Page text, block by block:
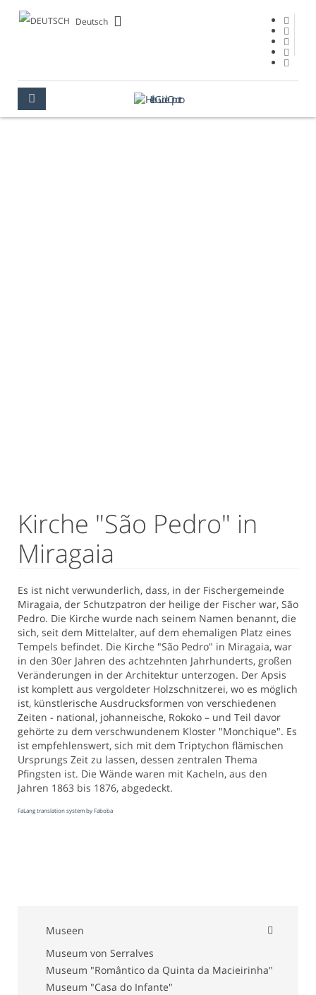
Deutsch
Kirche "São Pedro" in
Miragaia
Es ist nicht verwunderlich, dass, in der Fischergemeinde
Miragaia, der Schutzpatron der heilige der Fischer war, São
Pedro. Die Kirche wurde nach seinem Namen benannt, die
sich, seit dem Mittelalter, auf dem ehemaligen Platz eines
Tempels befindet. Die Kirche "São Pedro" in Miragaia, war
in den 30er Jahren des achtzehnten Jahrhunderts, großen
Veränderungen in der Architektur unterzogen. Der Apsis
ist komplett aus vergoldeter Holzschnitzerei, wo es möglich
ist, künstlerische Ausdrucksformen von verschiedenen
Zeiten - national, johanneische, Rokoko – und Teil davor
gehörte zu dem verschwundenem Kloster "Monchique". Es
ist empfehlenswert, sich mit dem Triptychon flämischen
Ursprungs Zeit zu lassen, dessen zentralen Thema
Pfingsten ist. Die Wände waren mit Kacheln, aus den
Jahren 1863 bis 1876, abgedeckt.
FaLang translation system by Faboba
Museen
Museum von Serralves
Museum "Romântico da Quinta da Macieirinha"
Museum "Casa do Infante"